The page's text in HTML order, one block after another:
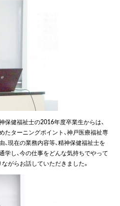
健福祉士の2016年度卒業生からは、
たターニングポイント、神戸医療福祉専
現在の業務内容等、精神保健福祉士を
し、今の仕事をどんな気持ちでやって
がらお話していただきました。